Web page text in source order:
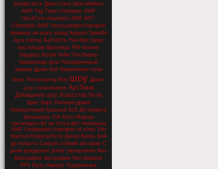
google docs Джон Сина Шон Майклз
AWF Tag Team champion AWF
HardCore champion AWF ART-
Champion AWF Heavyweight champion
правила ни шагу назад Капрал Тримбл
Ад в клетке Батиста Рей Мистерио
настоящие британцы РМ-Альянс
Хардкор Холли Кейн Пол Бирер
Хранилище душ Похороненный
заживо Дрим-бой Фирменные типы
боев The Amazing Red шоу Дрим-
шоу голосование АртЗона
Домашнее шоу Искусство боли
Брет Харт Уличная драка
Невероятный Красный 619 До первого
финишера 718 Мэтт Морган
претендент #1 на титул Арт-Чемпиона
AWF Undisputed champion of show Tim
Братья Разрушители Дикая Кровь Бой
до нокаута Самый стойкий авторам С
днем рождения! prime увольнения Миз
Биография биографии Кен Шамрок
PPV Путь Наверх Подземелье